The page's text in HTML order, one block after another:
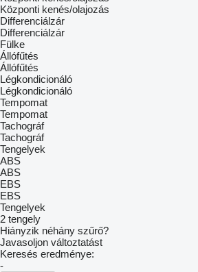
Központi kenés/olajozás
Differenciálzár
Differenciálzár
Fülke
Állófűtés
Állófűtés
Légkondicionáló
Légkondicionáló
Tempomat
Tempomat
Tachográf
Tachográf
Tengelyek
ABS
ABS
EBS
EBS
Tengelyek
2 tengely
Hiányzik néhány szűrő?
Javasoljon változtatást
Keresés eredménye:
-